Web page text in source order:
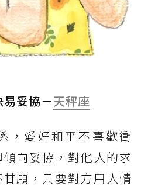
妥協－天秤座
，愛好和平不喜歡衝
向妥協，對他人的求
願，只要對方用人情